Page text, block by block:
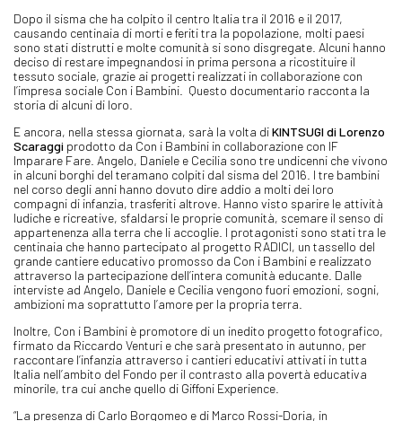
Dopo il sisma che ha colpito il centro Italia tra il 2016 e il 2017,
causando centinaia di morti e feriti tra la popolazione, molti paesi
sono stati distrutti e molte comunità si sono disgregate. Alcuni hanno
deciso di restare impegnandosi in prima persona a ricostituire il
tessuto sociale, grazie ai progetti realizzati in collaborazione con
l’impresa sociale Con i Bambini. Questo documentario racconta la
storia di alcuni di loro.
E ancora, nella stessa giornata, sarà la volta diKINTSUGI di Lorenzo
Scaraggi prodotto da Con i Bambini in collaborazione con IF
Imparare Fare. Angelo, Daniele e Cecilia sono tre undicenni che vivono
in alcuni borghi del teramano colpiti dal sisma del 2016. I tre bambini
nel corso degli anni hanno dovuto dire addio a molti dei loro
compagni di infanzia, trasferiti altrove. Hanno visto sparire le attività
ludiche e ricreative, sfaldarsi le proprie comunità, scemare il senso di
appartenenza alla terra che li accoglie. I protagonisti sono stati tra le
centinaia che hanno partecipato al progetto RADICI, un tassello del
grande cantiere educativo promosso da Con i Bambini e realizzato
attraverso la partecipazione dell’intera comunità educante. Dalle
interviste ad Angelo, Daniele e Cecilia vengono fuori emozioni, sogni,
ambizioni ma soprattutto l’amore per la propria terra.
Inoltre, Con i Bambini è promotore di un inedito progetto fotografico,
firmato da Riccardo Venturi e che sarà presentato in autunno, per
raccontare l’infanzia attraverso i cantieri educativi attivati in tutta
Italia nell’ambito del Fondo per il contrasto alla povertà educativa
minorile, tra cui anche quello di Giffoni Experience.
“La presenza di Carlo Borgomeo e di Marco Rossi-Doria, in